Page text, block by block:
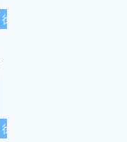
徐先友名师
徐先友名师